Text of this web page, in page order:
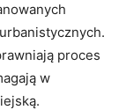
⁣proces
w